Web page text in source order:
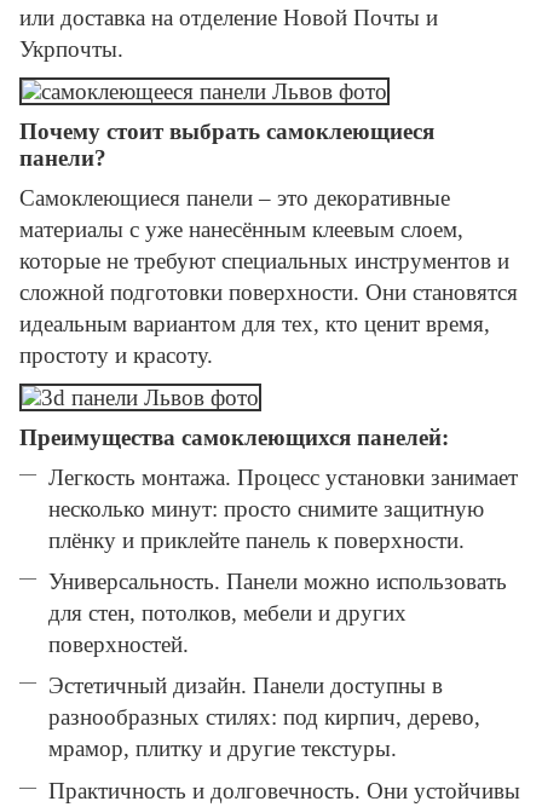
или доставка на отделение Новой Почты и
Укрпочты.
Почему стоит выбрать самоклеющиеся
панели?
Самоклеющиеся панели – это декоративные
материалы с уже нанесённым клеевым слоем,
которые не требуют специальных инструментов и
сложной подготовки поверхности. Они становятся
идеальным вариантом для тех, кто ценит время,
простоту и красоту.
Преимущества самоклеющихся панелей:
Легкость монтажа. Процесс установки занимает
несколько минут: просто снимите защитную
плёнку и приклейте панель к поверхности.
Универсальность. Панели можно использовать
для стен, потолков, мебели и других
поверхностей.
Эстетичный дизайн. Панели доступны в
разнообразных стилях: под кирпич, дерево,
мрамор, плитку и другие текстуры.
Практичность и долговечность. Они устойчивы